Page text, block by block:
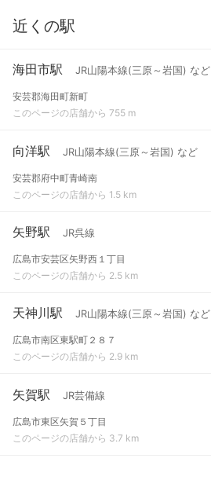
近くの駅
海田市駅 JR山陽本線(三原～岩国) など
安芸郡海田町新町
このページの店舗から 755 m
向洋駅 JR山陽本線(三原～岩国) など
安芸郡府中町青崎南
このページの店舗から 1.5 km
矢野駅 JR呉線
広島市安芸区矢野西１丁目
このページの店舗から 2.5 km
天神川駅 JR山陽本線(三原～岩国) など
広島市南区東駅町２８７
このページの店舗から 2.9 km
矢賀駅 JR芸備線
広島市東区矢賀５丁目
このページの店舗から 3.7 km